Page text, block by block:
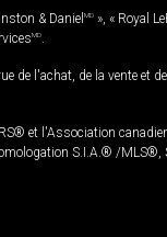
& Daniel MD », « Royal
MD
de l'achat, de la vente et
et l'Association
S.I.A.® /